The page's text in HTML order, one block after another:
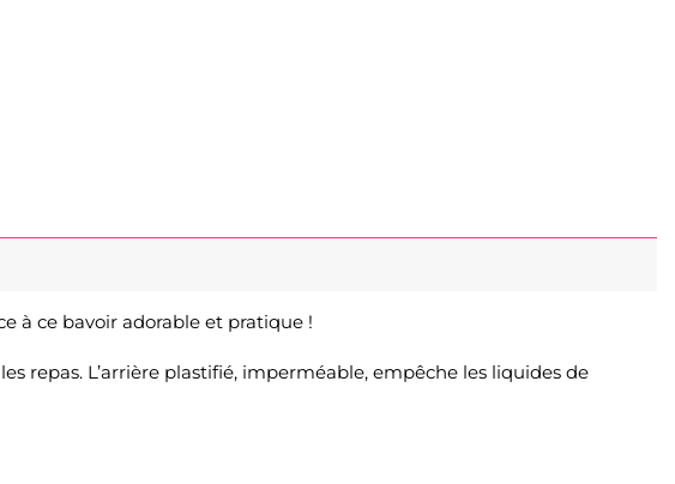
à ce bavoir adorable et pratique !
repas. L’arrière plastifié, imperméable, empêche les liquides de